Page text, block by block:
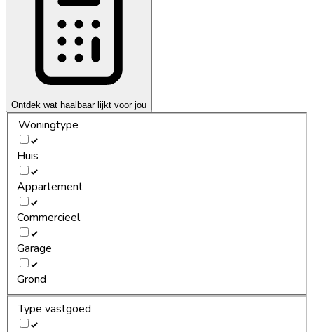
Ontdek wat haalbaar lijkt voor jou
Woningtype
Huis
Appartement
Commercieel
Garage
Grond
Type vastgoed